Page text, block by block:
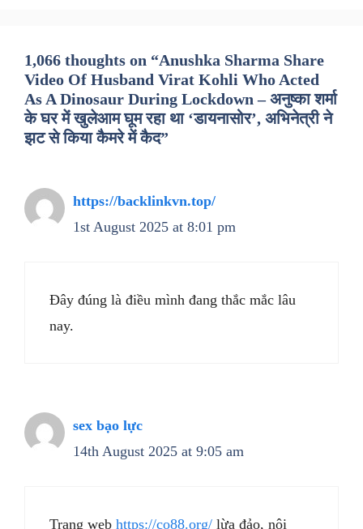
1,066 thoughts on “Anushka Sharma Share
Video Of Husband Virat Kohli Who Acted
As A Dinosaur During Lockdown – अनुष्का शर्मा
के घर में खुलेआम घूम रहा था ‘डायनासोर’, अभिनेत्री ने
झट से किया कैमरे में कैद”
https://backlinkvn.top/
1st August 2025 at 8:01 pm
Đây đúng là điều mình đang thắc mắc lâu
nay.
sex bạo lực
14th August 2025 at 9:05 am
Trang web https://co88.org/ lừa đảo, nội